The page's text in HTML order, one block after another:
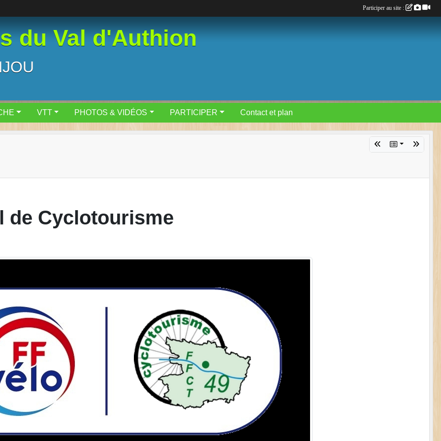
du Val d'Authion
VTT PHOTOS & VIDÉOS PARTICIPER Contact et plan
de Cyclotourisme
Participer au site :